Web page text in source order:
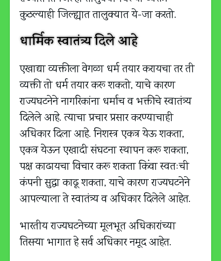
कुठल्याही जिल्ह्यात तालुक्यात ये-जा करतो.
धार्मिक स्वातंत्र्य दिले आहे
एखाद्या व्यक्तीला वेगळा धर्म तयार करायचा तर ती
व्यक्ती तो धर्म तयार करू शकतो, याचे कारण
राज्यघटनेने नागरिकांना धर्माच व भक्तीचे स्वातंत्र्य
दिलेले आहे. त्याचा प्रचार प्रसार करण्याचाही
अधिकार दिला आहे. निशस्त्र एकत्र येऊ शकता,
एकत्र येऊन एखादी संघटना स्थापन करू शकता,
पक्ष काढायचा विचार करू शकता किंवा स्वतःची
कंपनी सुद्धा काढू शकता, याचे कारण राज्यघटनेने
आपल्याला ते स्वातंत्र्य व अधिकार दिलेले आहेत.
भारतीय राज्यघटनेच्या मूलभूत अधिकारांच्या
तिसऱ्या भागात हे सर्व अधिकार नमूद आहेत.